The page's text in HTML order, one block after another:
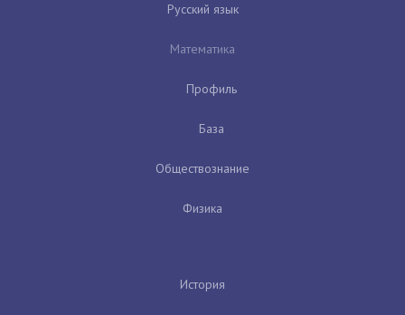
Русский язык
Математика
Профиль
База
Обществознание
Физика
История